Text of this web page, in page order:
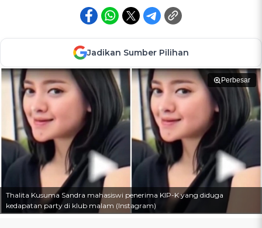
Jadikan Sumber Pilihan
Perbesar
Thalita Kusuma Sandra mahasiswi penerima KIP-K yang diduga
kedapatan party di klub malam (Instagram)